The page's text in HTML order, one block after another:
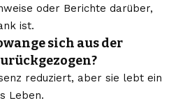
oder Berichte darüber,
ist.
sich aus der
reduziert, aber sie lebt ein
Leben.